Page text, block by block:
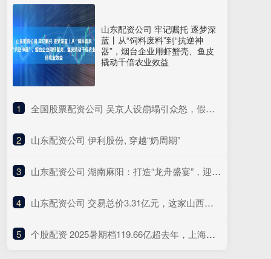
山东配资公司 牢记嘱托 逐梦深
蓝丨从“饲料废料”到“抗逆神
器”，烟台企业用虾蟹壳、鱼皮
撬动千倍农业效益
1 ​全国股票配资公司 吴京人设崩塌引众怒，假爱国标签被揭，昔日硬汉形象成笑柄
2 ​山东配资公司 伊利股份, 穿越“奶周期”
3 ​山东配资公司 湖南麻阳：打造“龙舟盛宴”，迎接八方来客
4 ​山东配资公司 交易总价3.31亿元，这家山西民企参与控股一“百亿级”上海A股
5 ​个股配资 2025暑期档119.66亿超去年，上海是全国城市票房冠军